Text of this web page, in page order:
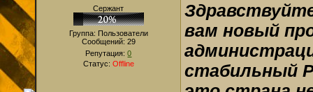
Сержант
Группа: Пользователи
Сообщений: 29
Репутация:0
Статус: Offline
вам новый
стабильный